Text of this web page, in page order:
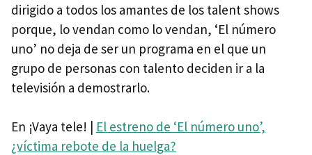
dirigido a todos los amantes de los talent shows
porque, lo vendan como lo vendan, ‘El número
uno’ no deja de ser un programa en el que un
grupo de personas con talento deciden ir a la
televisión a demostrarlo.
En ¡Vaya tele! | El estreno de ‘El número uno’,
¿víctima rebote de la huelga?